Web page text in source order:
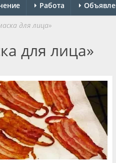
Работа
для лица»
для лица»